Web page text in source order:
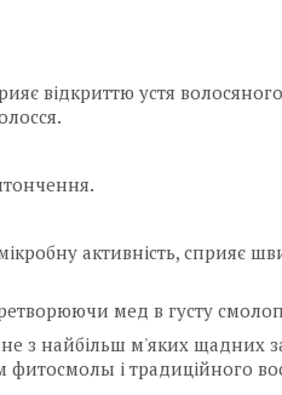
відкриттю устя
активність, сприяє
мед в густу
з найбільш м'яких щадних
фитосмолы і традиційного